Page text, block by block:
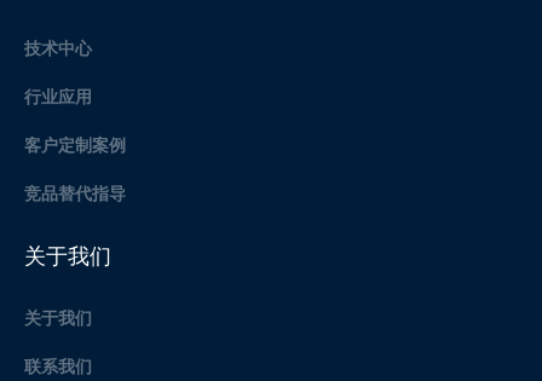
技术中心
行业应用
客户定制案例
竞品替代指导
关于我们
关于我们
联系我们